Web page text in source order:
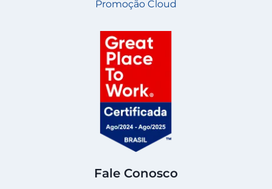
Promoção Cloud
Fale Conosco